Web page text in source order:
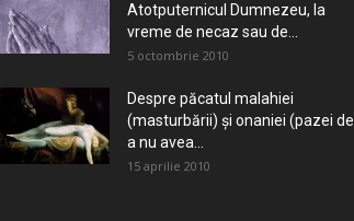
Atotputernicul Dumnezeu, la
vreme de necaz sau de...
5 octombrie 2010
Despre păcatul malahiei
(masturbării) şi onaniei (pazei de
a nu avea...
15 aprilie 2010